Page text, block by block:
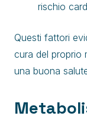
rischio
Questi fattori
cura del proprio
una buona